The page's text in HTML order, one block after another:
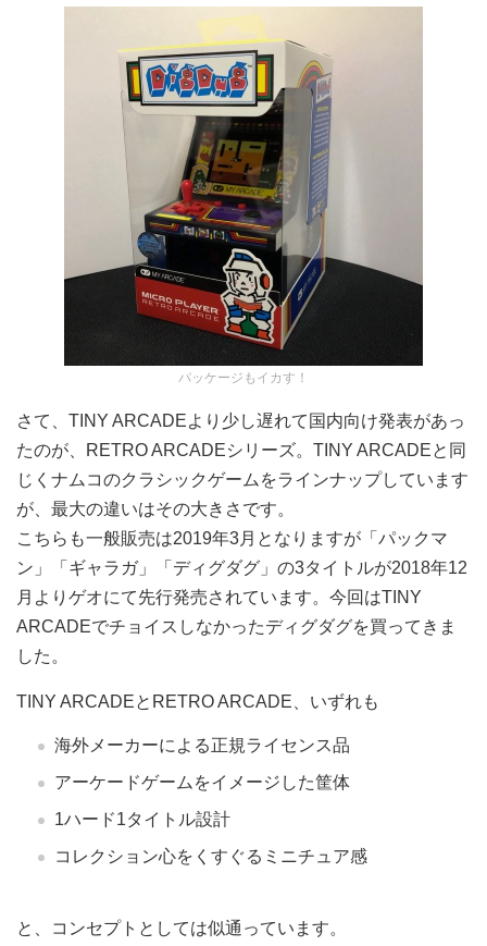
パッケージもイカす！
さて、TINY ARCADEより少し遅れて国内向け発表があっ
たのが、RETRO ARCADEシリーズ。TINY ARCADEと同
じくナムコのクラシックゲームをラインナップしています
が、最大の違いはその大きさです。
こちらも一般販売は2019年3月となりますが「パックマ
ン」「ギャラガ」「ディグダグ」の3タイトルが2018年12
月よりゲオにて先行発売されています。今回はTINY
ARCADEでチョイスしなかったディグダグを買ってきま
した。
TINY ARCADEとRETRO ARCADE、いずれも
海外メーカーによる正規ライセンス品
アーケードゲームをイメージした筐体
1ハード1タイトル設計
コレクション心をくすぐるミニチュア感
と、コンセプトとしては似通っています。